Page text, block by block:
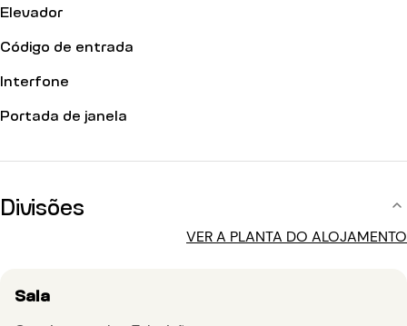
Elevador
Código de entrada
Interfone
Portada de janela
Divisões
VER A PLANTA DO ALOJAMENTO
Sala